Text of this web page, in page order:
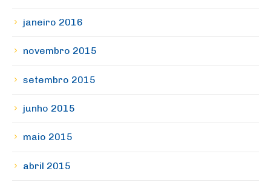
janeiro 2016
novembro 2015
setembro 2015
junho 2015
maio 2015
abril 2015